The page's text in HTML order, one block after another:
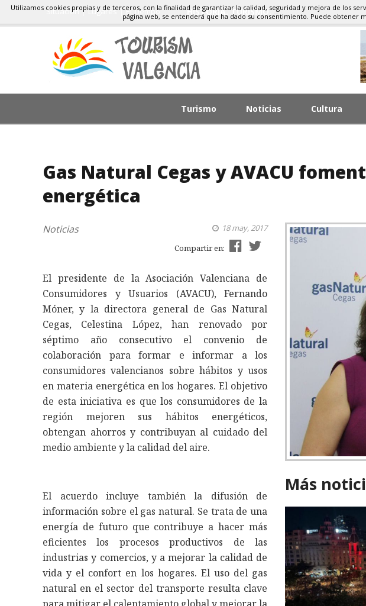
Situacion Lugares El Tiempo HISTORIA, TURISMO, GASTRONOMÍA
Turismo Noticias Cultura
Gas Natural Cegas y AVACU
energética
Noticias
18 may, 2017
Compartir en:
El presidente de la Asociación Valenciana de
Consumidores y Usuarios (AVACU), Fernando
Móner, y la directora general de Gas Natural
Cegas, Celestina López, han renovado por
séptimo año consecutivo el convenio de
colaboración para formar e informar a los
consumidores valencianos sobre hábitos y usos
en materia energética en los hogares. El objetivo
de esta iniciativa es que los consumidores de la
región mejoren sus hábitos energéticos,
obtengan ahorros y contribuyan al cuidado del
medio ambiente y la calidad del aire.
El acuerdo incluye también la difusión de
información sobre el gas natural. Se trata de una
energía de futuro que contribuye a hacer más
eficientes los procesos productivos de las
industrias y comercios, y a mejorar la calidad de
vida y el confort en los hogares. El uso del gas
natural en el sector del transporte resulta clave
Más
Utilizamos cookies propias y de terceros, con la finalidad de garantizar la calidad, seguridad y mejora de los
página web, se entenderá que ha dado su consentimiento. Puede obtener